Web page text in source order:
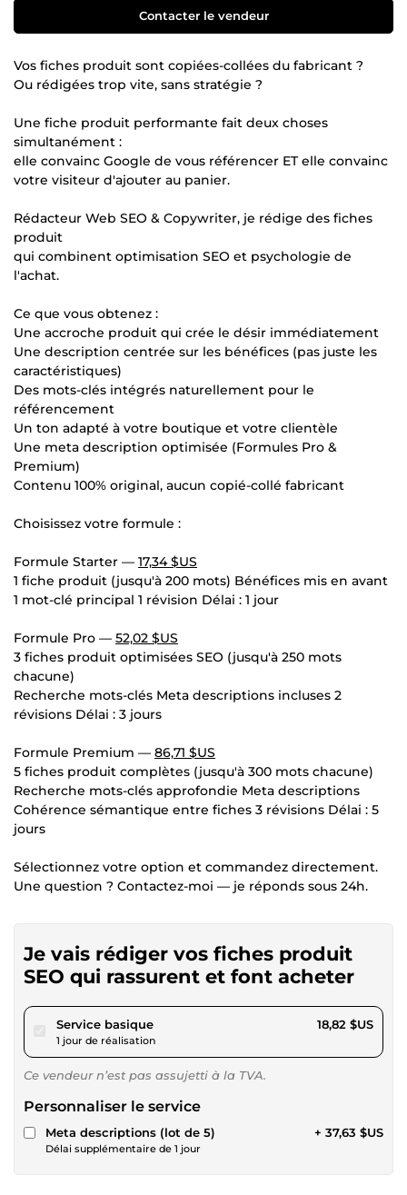
Contacter le vendeur
Vos fiches produit sont copiées-collées du fabricant ?
Ou rédigées trop vite, sans stratégie ?
Une fiche produit performante fait deux choses
simultanément :
elle convainc Google de vous référencer ET elle convainc
votre visiteur d'ajouter au panier.
Rédacteur Web SEO & Copywriter, je rédige des fiches
produit
qui combinent optimisation SEO et psychologie de
l'achat.
Ce que vous obtenez :
Une accroche produit qui crée le désir immédiatement
Une description centrée sur les bénéfices (pas juste les
caractéristiques)
Des mots-clés intégrés naturellement pour le
référencement
Un ton adapté à votre boutique et votre clientèle
Une meta description optimisée (Formules Pro &
Premium)
Contenu 100% original, aucun copié-collé fabricant
Choisissez votre formule :
Formule Starter — 17,34 $US
1 fiche produit (jusqu'à 200 mots) Bénéfices mis en avant
1 mot-clé principal 1 révision Délai : 1 jour
Formule Pro — 52,02 $US
3 fiches produit optimisées SEO (jusqu'à 250 mots
chacune)
Recherche mots-clés Meta descriptions incluses 2
révisions Délai : 3 jours
Formule Premium — 86,71 $US
5 fiches produit complètes (jusqu'à 300 mots chacune)
Recherche mots-clés approfondie Meta descriptions
Cohérence sémantique entre fiches 3 révisions Délai : 5
jours
Sélectionnez votre option et commandez directement.
Une question ? Contactez-moi — je réponds sous 24h.
Je vais rédiger vos fiches produit
SEO qui rassurent et font acheter
Service basiquepour 17,34 $US
1 jour de réalisation
18,82 $US
Ce vendeur n’est pas assujetti à la TVA.
Personnaliser le service
Meta descriptions (lot de 5)
Délai supplémentaire de 1 jour
+ 37,63 $US